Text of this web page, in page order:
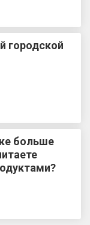
городской
больше